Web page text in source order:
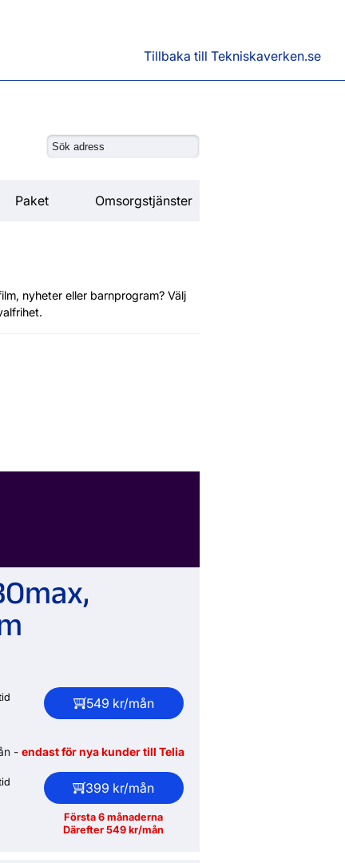
Tillbaka till Tekniskaverken.se
Paket Omsorgstjänster
nyheter eller barnprogram? Välj
549 kr/mån
-endast för nya kunder till Telia
399 kr/mån
Första 6 månaderna
Därefter 549 kr/mån